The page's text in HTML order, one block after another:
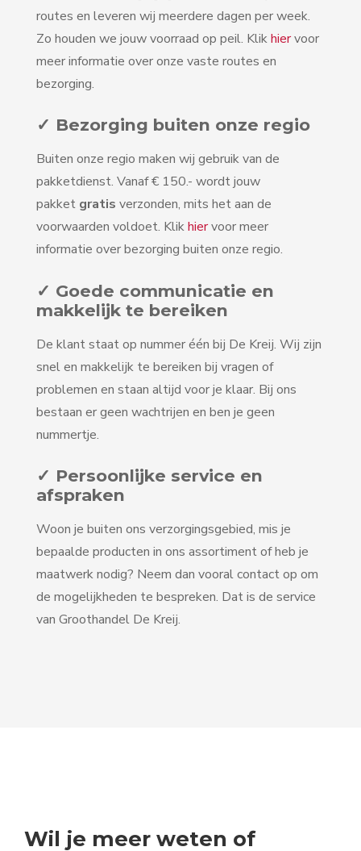
routes en leveren wij meerdere dagen per week.
Zo houden we jouw voorraad op peil. Klikhiervoor
meer informatie over onze vaste routes en
bezorging.
✓ Bezorging buiten onze regio
Buiten onze regio maken wij gebruik van de
pakketdienst. Vanaf € 150.- wordt jouw
pakket gratis verzonden, mits het aan de
voorwaarden voldoet. Klikhiervoor meer
informatie over bezorging buiten onze regio.
✓ Goede communicatie en
makkelijk te bereiken
De klant staat op nummer één bij De Kreij. Wij zijn
snel en makkelijk te bereiken bij vragen of
problemen en staan altijd voor je klaar. Bij ons
bestaan er geen wachtrijen en ben je geen
nummertje.
✓ Persoonlijke service en
afspraken
Woon je buiten ons verzorgingsgebied, mis je
bepaalde producten in ons assortiment of heb je
maatwerk nodig? Neem dan vooral contact op om
de mogelijkheden te bespreken. Dat is de service
van Groothandel De Kreij.
Wil je meer weten of